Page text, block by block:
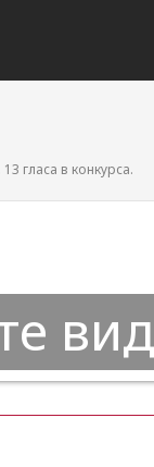
гласа в конкурса.